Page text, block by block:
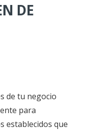
DE
de tu negocio
para
establecidos que